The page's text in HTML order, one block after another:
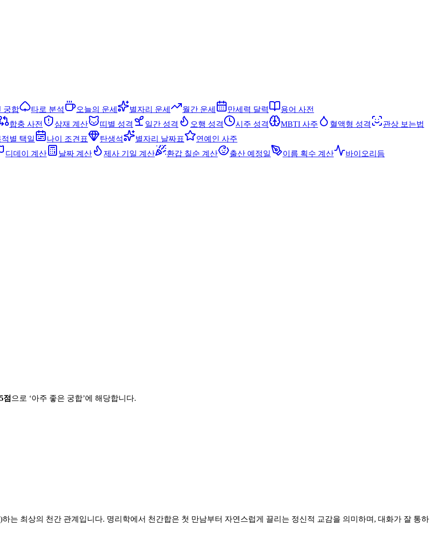
궁합 타로 분석 오늘의 운세 별자리 운세 월간 운세 만세력 달력
용어 사전
합충 사전 삼재 계산 띠별 성격 일간 성격 오행 성격 시주 성격 MBTI 사주 혈액형 성격
관상 보는법
적별 택일 나이 조견표 탄생석 별자리 날짜표
연예인 사주
디데이 계산 날짜 계산 제사 기일 계산 환갑 칠순 계산 출산 예정일 이름 획수 계산
바이오리듬
점 으로 ‘아주 좋은 궁합’에 해당합니다.
는 최상의 천간 관계입니다. 명리학에서 천간합은 첫 만남부터 자연스럽게 끌리는 정신적 교감을 의미하며, 대화가 잘 통하